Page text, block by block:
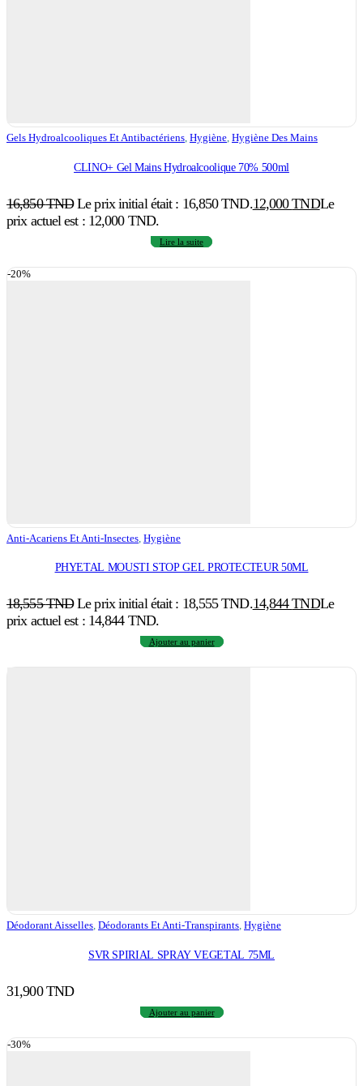
Gels Hydroalcooliques Et Antibactériens, Hygiène, Hygiène Des Mains
CLINO+ Gel Mains Hydroalcoolique 70% 500ml
16,850TND Le prix initial était : 16,850 TND.12,000TNDLe
prix actuel est : 12,000 TND.
Lire la suite
-20%
Anti-Acariens Et Anti-Insectes Hygiène
PHYETAL MOUSTI STOP GEL PROTECTEUR 50ML
18,555TND Le prix initial était : 18,555 TND.14,844TNDLe
prix actuel est : 14,844 TND.
Ajouter au panier
Déodorant Aisselles, Déodorants Et Anti-Transpirants, Hygiène
SVR SPIRIAL SPRAY VEGETAL 75ML
31,900TND
Ajouter au panier
-30%